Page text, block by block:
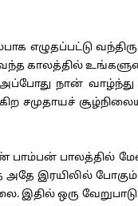
வந்த காலத்தில்
நான்
சமுதாயச்
பாம்பன்
அதே இரயிலில்
ஒரு